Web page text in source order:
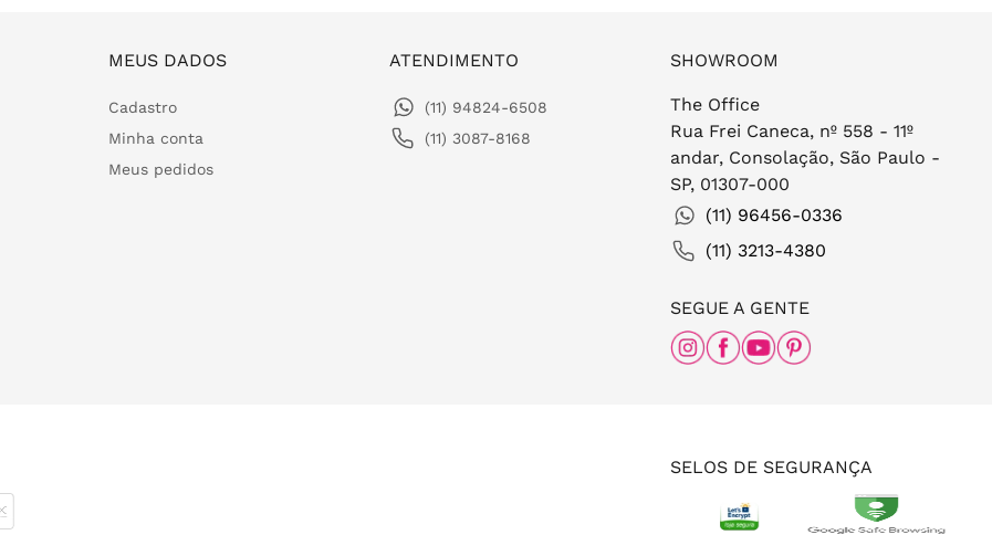
MEUS DADOS
Cadastro
Minha conta
Meus pedidos
ATENDIMENTO
(11) 94824-6508
(11) 3087-8168
SHOWROOM
The Office
Rua Frei Caneca, nº 558 - 11º
andar, Consolação, São Paulo -
SP, 01307-000
(11) 96456-0336
(11) 3213-4380
SEGUE A GENTE
SELOS DE SEGURANÇA